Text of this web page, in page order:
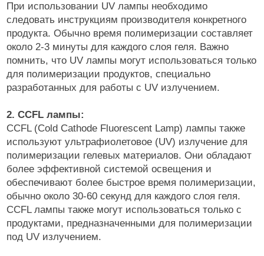
При использовании UV лампы необходимо
следовать инструкциям производителя конкретного
продукта. Обычно время полимеризации составляет
около 2-3 минуты для каждого слоя геля. Важно
помнить, что UV лампы могут использоваться только
для полимеризации продуктов, специально
разработанных для работы с UV излучением.
2. CCFL лампы:
CCFL (Cold Cathode Fluorescent Lamp) лампы также
используют ультрафиолетовое (UV) излучение для
полимеризации гелевых материалов. Они обладают
более эффективной системой освещения и
обеспечивают более быстрое время полимеризации,
обычно около 30-60 секунд для каждого слоя геля.
CCFL лампы также могут использоваться только с
продуктами, предназначенными для полимеризации
под UV излучением.